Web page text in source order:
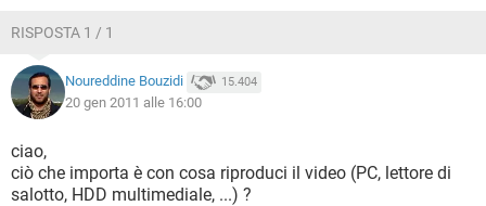
RISPOSTA 1 / 1
Noureddine Bouzidi 15.404
20 gen 2011 alle 16:00
ciao,
ciò che importa è con cosa riproduci il video (PC, lettore di
salotto, HDD multimediale, ...) ?